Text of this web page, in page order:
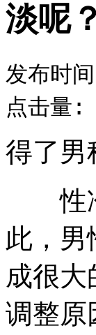
淡呢？
发布时
点击量:
得了男
性冷
此，
成很
调整原